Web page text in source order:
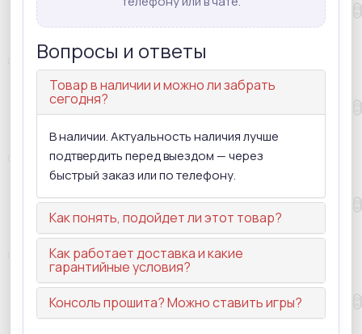
Вопросы и ответы
Товар в наличии и можно ли забрать
сегодня?
В наличии. Актуальность наличия лучше
подтвердить перед выездом — через
быстрый заказ или по телефону.
Как понять, подойдет ли этот товар?
Как работает доставка и какие
гарантийные условия?
Консоль прошита? Можно ставить игры?